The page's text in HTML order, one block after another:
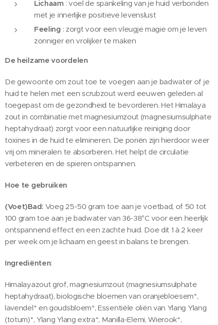
Lichaam: voel de spankeling van je huid verbonden
met je innerlijke positieve levenslust
Feeling : zorgt voor een vleugje magie om je leven
zonniger en vrolijker te maken
De heilzame voordelen
De gewoonte om zout toe te voegen aan je badwater of je
huid te helen met een scrubzout werd eeuwen geleden al
toegepast om de gezondheid te bevorderen. Het Himalaya
zout in combinatie met magnesiumzout (magnesiumsulphate
heptahydraat) zorgt voor een natuurlijke reiniging door
toxines in de huid te elimineren. De poriën zijn hierdoor weer
vrij om mineralen te absorberen. Het helpt de circulatie
verbeteren en de spieren ontspannen.
Hoe te gebruiken
(Voet)Bad: Voeg 25-50 gram toe aan je voetbad, of 50 tot
100 gram toe aan je badwater van 36-38°C voor een heerlijk
ontspannend effect en een zachte huid. Doe dit 1 à 2 keer
per week om je lichaam en geest in balans te brengen.
Ingrediënten:
Himalayazout grof, magnesiumzout (magnesiumsulphate
heptahydraat), biologische bloemen van oranjebloesem*,
lavendel* en goudsbloem*, Essentiële oliën van Ylang Ylang
(totum)*, Ylang Ylang extra*, Manilla-Elemi, Wierook*,